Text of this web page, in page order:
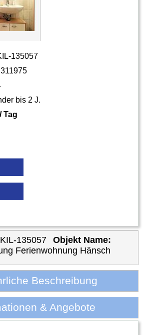
135057
311975
bis 2 J.
Tag
KIL-135057
Objekt Name:
Ferienwohnung Hänsch
Beschreibung
& Angebote